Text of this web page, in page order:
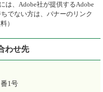
は、Adobe社が提供するAdobe
ちでない方は、バナーのリンク
）
わせ先
1号